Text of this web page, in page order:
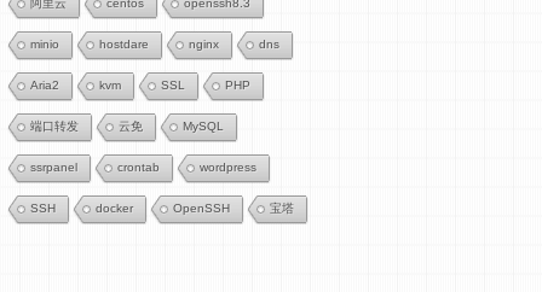
阿里云 centos openssh8.3
minio hostdare nginx dns
Aria2 kvm SSL PHP
端口转发 云免 MySQL
ssrpanel crontab wordpress
SSH docker OpenSSH 宝塔